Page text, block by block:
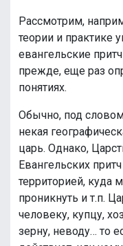
Рассмотрим,
теории и практике
евангельские
прежде, еще раз
понятиях.
Обычно, под
некая
царь. Однако,
Евангельских
территорией, куда
проникнуть и т.п.
человеку, купцу,
зерну, неводу… то